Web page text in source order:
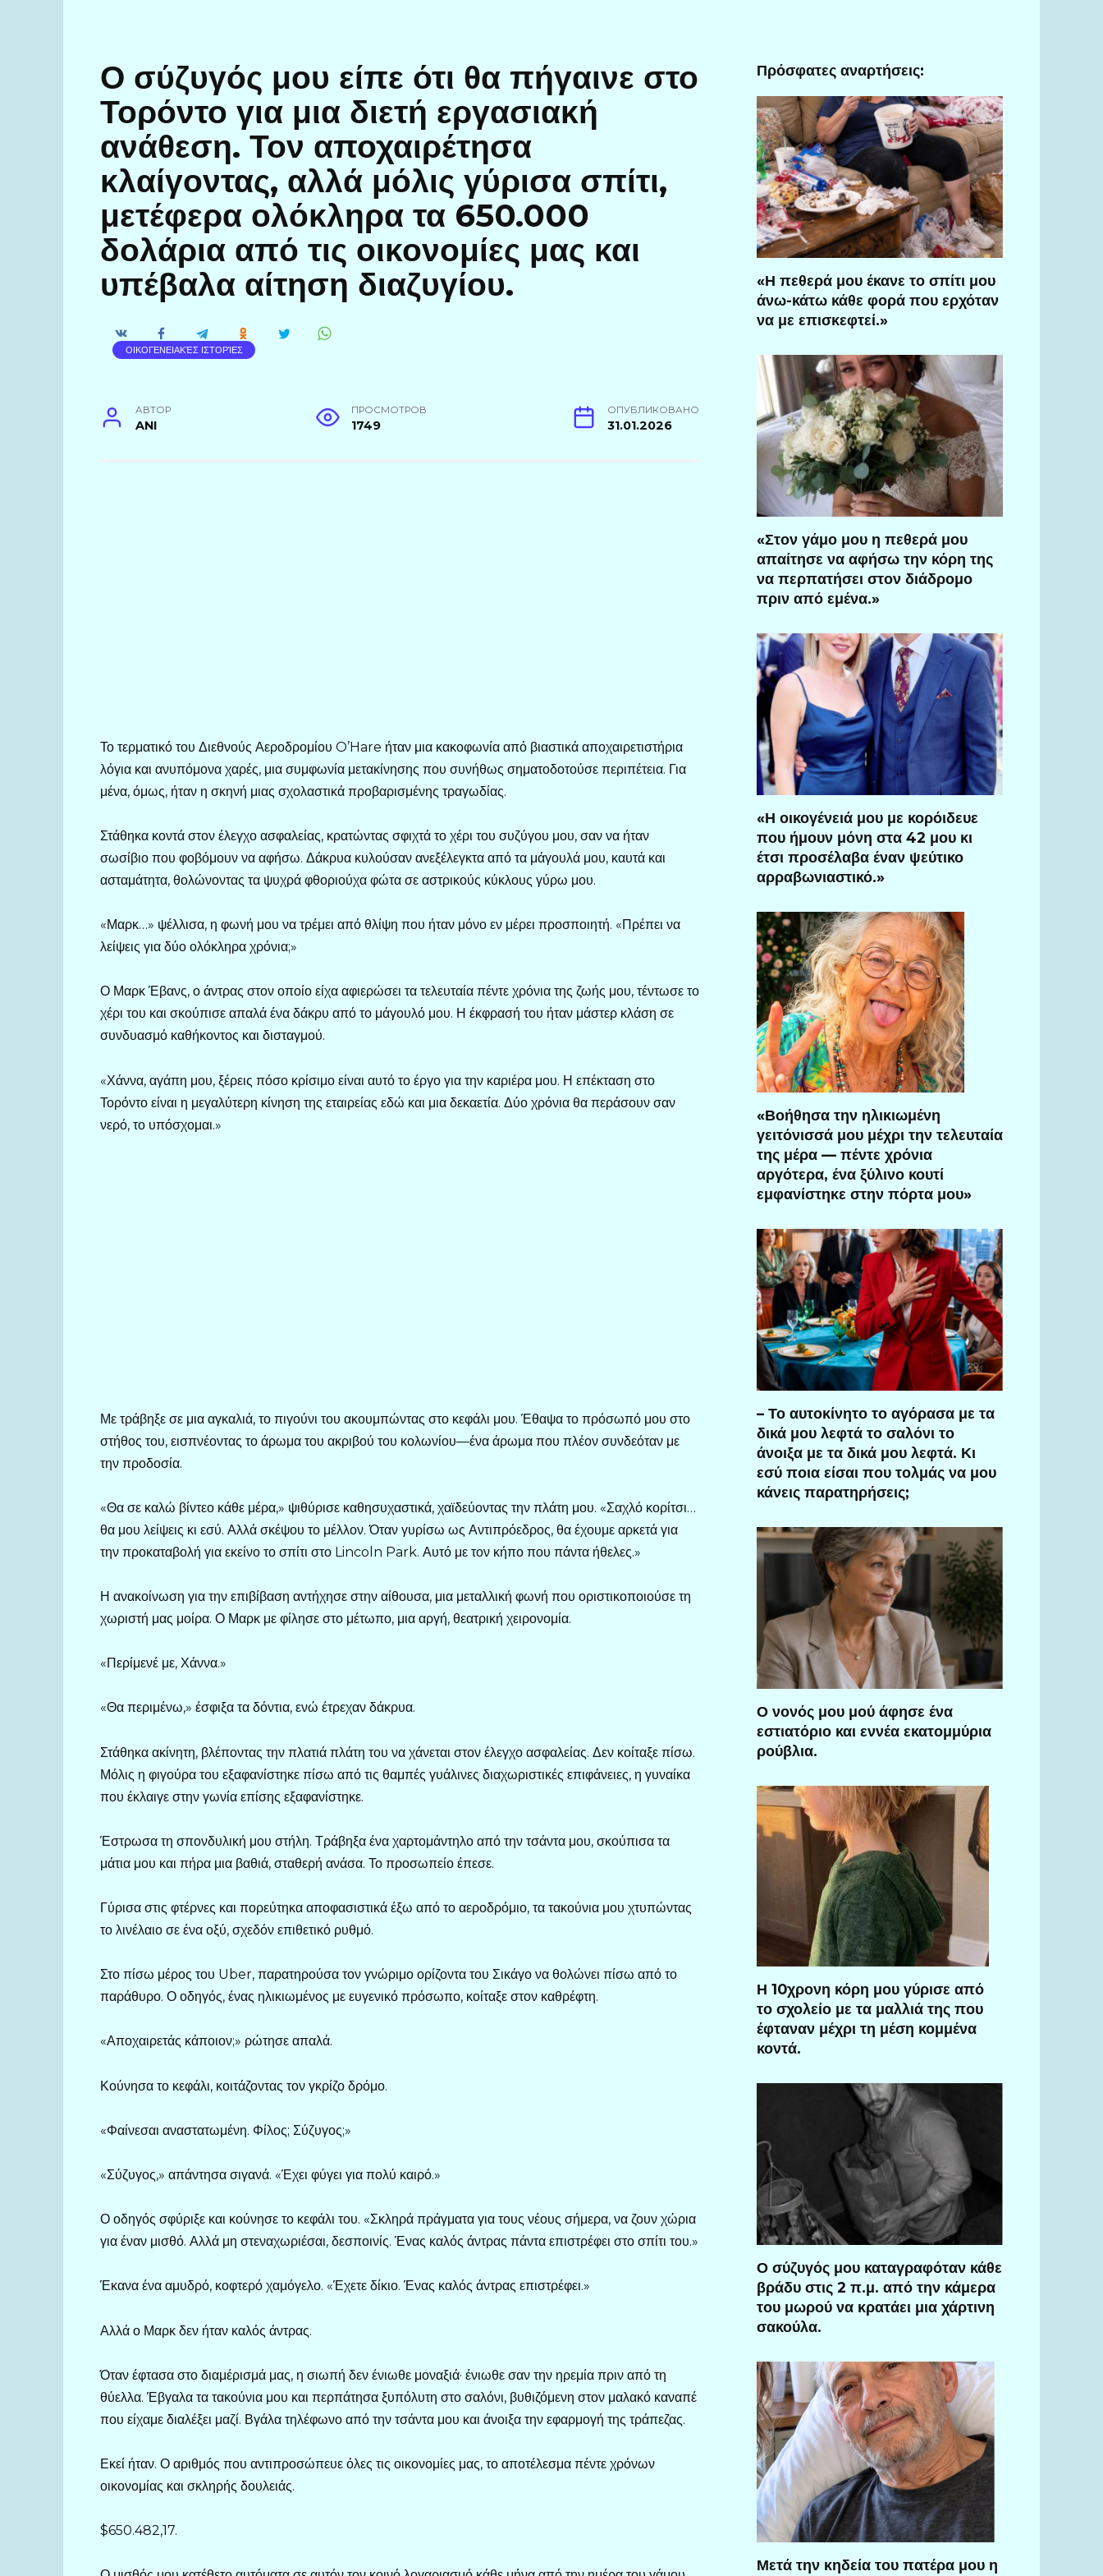
Ο σύζυγός μου είπε ότι θα πήγαινε στο
Τορόντο για μια διετή εργασιακή
ανάθεση. Τον αποχαιρέτησα
κλαίγοντας, αλλά μόλις γύρισα σπίτι,
μετέφερα ολόκληρα τα 650.000
δολάρια από τις οικονομίες μας και
υπέβαλα αίτηση διαζυγίου.
ΟΙΚΟΓΕΝΕΙΑΚΈΣ ΙΣΤΟΡΊΕΣ
АВТОР
ANI
ПРОСМОТРОВ
1749
ОПУБЛИКОВАНО
31.01.2026
Το τερματικό του Διεθνούς Αεροδρομίου O’Hare ήταν μια κακοφωνία από βιαστικά αποχαιρετιστήρια
λόγια και ανυπόμονα χαρές, μια συμφωνία μετακίνησης που συνήθως σηματοδοτούσε περιπέτεια. Για
μένα, όμως, ήταν η σκηνή μιας σχολαστικά προβαρισμένης τραγωδίας.
Στάθηκα κοντά στον έλεγχο ασφαλείας, κρατώντας σφιχτά το χέρι του συζύγου μου, σαν να ήταν
σωσίβιο που φοβόμουν να αφήσω. Δάκρυα κυλούσαν ανεξέλεγκτα από τα μάγουλά μου, καυτά και
ασταμάτητα, θολώνοντας τα ψυχρά φθοριούχα φώτα σε αστρικούς κύκλους γύρω μου.
«Μαρκ…» ψέλλισα, η φωνή μου να τρέμει από θλίψη που ήταν μόνο εν μέρει προσποιητή. «Πρέπει να
λείψεις για δύο ολόκληρα χρόνια;»
Ο Μαρκ Έβανς, ο άντρας στον οποίο είχα αφιερώσει τα τελευταία πέντε χρόνια της ζωής μου, τέντωσε το
χέρι του και σκούπισε απαλά ένα δάκρυ από το μάγουλό μου. Η έκφρασή του ήταν μάστερ κλάση σε
συνδυασμό καθήκοντος και δισταγμού.
«Χάννα, αγάπη μου, ξέρεις πόσο κρίσιμο είναι αυτό το έργο για την καριέρα μου. Η επέκταση στο
Τορόντο είναι η μεγαλύτερη κίνηση της εταιρείας εδώ και μια δεκαετία. Δύο χρόνια θα περάσουν σαν
νερό, το υπόσχομαι.»
Με τράβηξε σε μια αγκαλιά, το πιγούνι του ακουμπώντας στο κεφάλι μου. Έθαψα το πρόσωπό μου στο
στήθος του, εισπνέοντας το άρωμα του ακριβού του κολωνίου—ένα άρωμα που πλέον συνδεόταν με
την προδοσία.
«Θα σε καλώ βίντεο κάθε μέρα,» ψιθύρισε καθησυχαστικά, χαϊδεύοντας την πλάτη μου. «Σαχλό κορίτσι…
θα μου λείψεις κι εσύ. Αλλά σκέψου το μέλλον. Όταν γυρίσω ως Αντιπρόεδρος, θα έχουμε αρκετά για
την προκαταβολή για εκείνο το σπίτι στο Lincoln Park. Αυτό με τον κήπο που πάντα ήθελες.»
Η ανακοίνωση για την επιβίβαση αντήχησε στην αίθουσα, μια μεταλλική φωνή που οριστικοποιούσε τη
χωριστή μας μοίρα. Ο Μαρκ με φίλησε στο μέτωπο, μια αργή, θεατρική χειρονομία.
«Περίμενέ με, Χάννα.»
«Θα περιμένω,» έσφιξα τα δόντια, ενώ έτρεχαν δάκρυα.
Στάθηκα ακίνητη, βλέποντας την πλατιά πλάτη του να χάνεται στον έλεγχο ασφαλείας. Δεν κοίταξε πίσω.
Μόλις η φιγούρα του εξαφανίστηκε πίσω από τις θαμπές γυάλινες διαχωριστικές επιφάνειες, η γυναίκα
που έκλαιγε στην γωνία επίσης εξαφανίστηκε.
Έστρωσα τη σπονδυλική μου στήλη. Τράβηξα ένα χαρτομάντηλο από την τσάντα μου, σκούπισα τα
μάτια μου και πήρα μια βαθιά, σταθερή ανάσα. Το προσωπείο έπεσε.
Γύρισα στις φτέρνες και πορεύτηκα αποφασιστικά έξω από το αεροδρόμιο, τα τακούνια μου χτυπώντας
το λινέλαιο σε ένα οξύ, σχεδόν επιθετικό ρυθμό.
Στο πίσω μέρος του Uber, παρατηρούσα τον γνώριμο ορίζοντα του Σικάγο να θολώνει πίσω από το
παράθυρο. Ο οδηγός, ένας ηλικιωμένος με ευγενικό πρόσωπο, κοίταξε στον καθρέφτη.
«Αποχαιρετάς κάποιον;» ρώτησε απαλά.
Κούνησα το κεφάλι, κοιτάζοντας τον γκρίζο δρόμο.
«Φαίνεσαι αναστατωμένη. Φίλος; Σύζυγος;»
«Σύζυγος,» απάντησα σιγανά. «Έχει φύγει για πολύ καιρό.»
Ο οδηγός σφύριξε και κούνησε το κεφάλι του. «Σκληρά πράγματα για τους νέους σήμερα, να ζουν χώρια
για έναν μισθό. Αλλά μη στεναχωριέσαι, δεσποινίς. Ένας καλός άντρας πάντα επιστρέφει στο σπίτι του.»
Έκανα ένα αμυδρό, κοφτερό χαμόγελο. «Έχετε δίκιο. Ένας καλός άντρας επιστρέφει.»
Αλλά ο Μαρκ δεν ήταν καλός άντρας.
Όταν έφτασα στο διαμέρισμά μας, η σιωπή δεν ένιωθε μοναξιά· ένιωθε σαν την ηρεμία πριν από τη
θύελλα. Έβγαλα τα τακούνια μου και περπάτησα ξυπόλυτη στο σαλόνι, βυθιζόμενη στον μαλακό καναπέ
που είχαμε διαλέξει μαζί. Βγάλα τηλέφωνο από την τσάντα μου και άνοιξα την εφαρμογή της τράπεζας.
Εκεί ήταν. Ο αριθμός που αντιπροσώπευε όλες τις οικονομίες μας, το αποτέλεσμα πέντε χρόνων
οικονομίας και σκληρής δουλειάς.
$650.482,17.
Πρόσφατες αναρτήσεις:
«Η πεθερά μου έκανε το σπίτι μου
άνω-κάτω κάθε φορά που ερχόταν
να με επισκεφτεί.»
«Στον γάμο μου η πεθερά μου
απαίτησε να αφήσω την κόρη της
να περπατήσει στον διάδρομο
πριν από εμένα.»
«Η οικογένειά μου με κορόιδευε
που ήμουν μόνη στα 42 μου κι
έτσι προσέλαβα έναν ψεύτικο
αρραβωνιαστικό.»
«Βοήθησα την ηλικιωμένη
γειτόνισσά μου μέχρι την τελευταία
της μέρα — πέντε χρόνια
αργότερα, ένα ξύλινο κουτί
εμφανίστηκε στην πόρτα μου»
– Το αυτοκίνητο το αγόρασα με τα
δικά μου λεφτά το σαλόνι το
άνοιξα με τα δικά μου λεφτά. Κι
εσύ ποια είσαι που τολμάς να μου
κάνεις παρατηρήσεις;
Ο νονός μου μού άφησε ένα
εστιατόριο και εννέα εκατομμύρια
ρούβλια.
Η 10χρονη κόρη μου γύρισε από
το σχολείο με τα μαλλιά της που
έφταναν μέχρι τη μέση κομμένα
κοντά.
Ο σύζυγός μου καταγραφόταν κάθε
βράδυ στις 2 π.μ. από την κάμερα
του μωρού να κρατάει μια χάρτινη
σακούλα.
Μετά την κηδεία του πατέρα μου η